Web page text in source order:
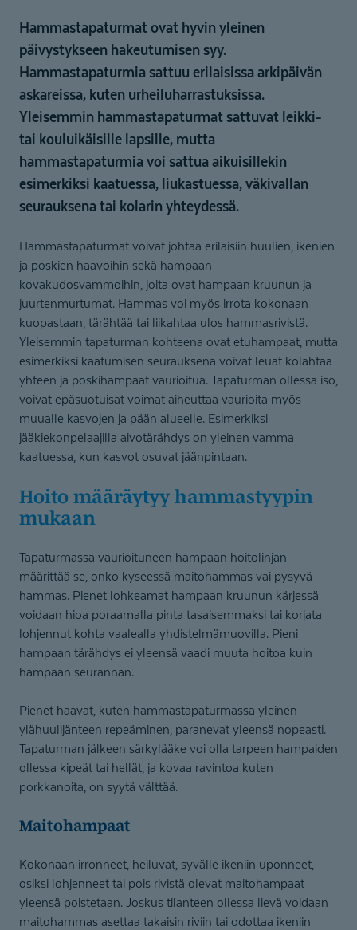
Hammastapaturmat ovat hyvin yleinen
päivystykseen hakeutumisen syy.
Hammastapaturmia sattuu erilaisissa arkipäivän
askareissa, kuten urheiluharrastuksissa.
Yleisemmin hammastapaturmat sattuvat leikki-
tai kouluikäisille lapsille, mutta
hammastapaturmia voi sattua aikuisillekin
esimerkiksi kaatuessa, liukastuessa, väkivallan
seurauksena tai kolarin yhteydessä.
Hammastapaturmat voivat johtaa erilaisiin huulien, ikenien
ja poskien haavoihin sekä hampaan
kovakudosvammoihin, joita ovat hampaan kruunun ja
juurtenmurtumat. Hammas voi myös irrota kokonaan
kuopastaan, tärähtää tai liikahtaa ulos hammasrivistä.
Yleisemmin tapaturman kohteena ovat etuhampaat, mutta
esimerkiksi kaatumisen seurauksena voivat leuat kolahtaa
yhteen ja poskihampaat vaurioitua. Tapaturman ollessa iso,
voivat epäsuotuisat voimat aiheuttaa vaurioita myös
muualle kasvojen ja pään alueelle. Esimerkiksi
jääkiekonpelaajilla aivotärähdys on yleinen vamma
kaatuessa, kun kasvot osuvat jäänpintaan.
Hoito määräytyy hammastyypin
mukaan
Tapaturmassa vaurioituneen hampaan hoitolinjan
määrittää se, onko kyseessä maitohammas vai pysyvä
hammas. Pienet lohkeamat hampaan kruunun kärjessä
voidaan hioa poraamalla pinta tasaisemmaksi tai korjata
lohjennut kohta vaalealla yhdistelmämuovilla. Pieni
hampaan tärähdys ei yleensä vaadi muuta hoitoa kuin
hampaan seurannan.
Pienet haavat, kuten hammastapaturmassa yleinen
ylähuulijänteen repeäminen, paranevat yleensä nopeasti.
Tapaturman jälkeen särkylääke voi olla tarpeen hampaiden
ollessa kipeät tai hellät, ja kovaa ravintoa kuten
porkkanoita, on syytä välttää.
Maitohampaat
Kokonaan irronneet, heiluvat, syvälle ikeniin uponneet,
osiksi lohjenneet tai pois rivistä olevat maitohampaat
yleensä poistetaan. Joskus tilanteen ollessa lievä voidaan
maitohammas asettaa takaisin riviin tai odottaa ikeniin